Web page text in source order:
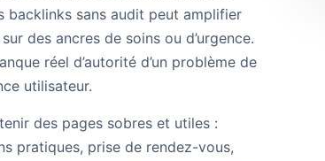
backlinks sans audit peut amplifier
des ancres de soins ou d’urgence.
réel d’autorité d’un problème de
utilisateur.
des pages sobres et utiles :
pratiques, prise de rendez-vous,